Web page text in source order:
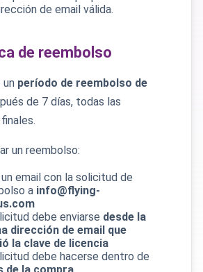
de email válida.
de reembolso
un período de reembolso de
de 7 días, todas las
un reembolso:
un email con la solicitud de
a info@flying-
debe enviarse desde la
dirección de email que
la clave de licencia
debe hacerse dentro de